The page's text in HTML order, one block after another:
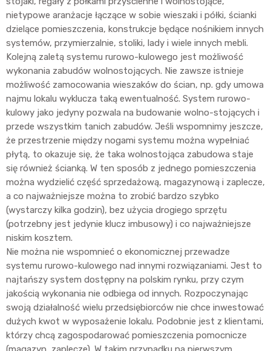
nietypowe aranżacje łączące w sobie wieszaki i półki, ścianki
dzielące pomieszczenia, konstrukcje będące nośnikiem innych
systemów, przymierzalnie, stoliki, lady i wiele innych mebli.
Kolejną zaletą systemu rurowo-kulowego jest możliwość
wykonania zabudów wolnostojących. Nie zawsze istnieje
możliwość zamocowania wieszaków do ścian, np. gdy umowa
najmu lokalu wyklucza taką ewentualność. System rurowo-
kulowy jako jedyny pozwala na budowanie wolno-stojących i
przede wszystkim tanich zabudów. Jeśli wspomnimy jeszcze,
że przestrzenie między nogami systemu można wypełniać
płytą, to okazuje się, że taka wolnostojąca zabudowa staje
się również ścianką. W ten sposób z jednego pomieszczenia
można wydzielić część sprzedażową, magazynową i zaplecze,
a co najważniejsze można to zrobić bardzo szybko
(wystarczy kilka godzin), bez użycia drogiego sprzętu
(potrzebny jest jedynie klucz imbusowy) i co najważniejsze
niskim kosztem.
Nie można nie wspomnieć o ekonomicznej przewadze
systemu rurowo-kulowego nad innymi rozwiązaniami. Jest to
najtańszy system dostępny na polskim rynku, przy czym
jakością wykonania nie odbiega od innych. Rozpoczynając
swoją działalność wielu przedsiębiorców nie chce inwestować
dużych kwot w wyposażenie lokalu. Podobnie jest z klientami,
którzy chcą zagospodarować pomieszczenia pomocnicze